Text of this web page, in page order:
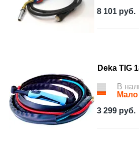
8 101 руб.
Deka TIG
В
Мало
3 299 руб.